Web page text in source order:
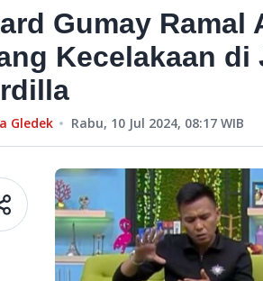
Gumay
Kecelakaan di
Gledek Rabu, 10 Jul 2024, 08:17 WIB